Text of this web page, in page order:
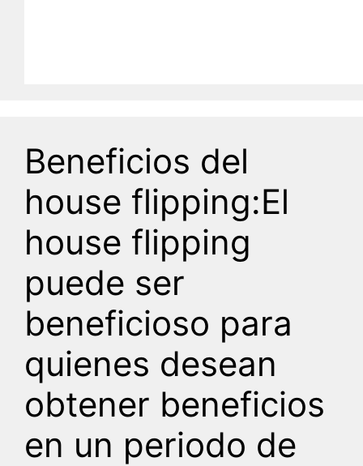
Beneficios del
house flipping:El
house flipping
puede ser
beneficioso para
quienes desean
obtener beneficios
en un periodo de